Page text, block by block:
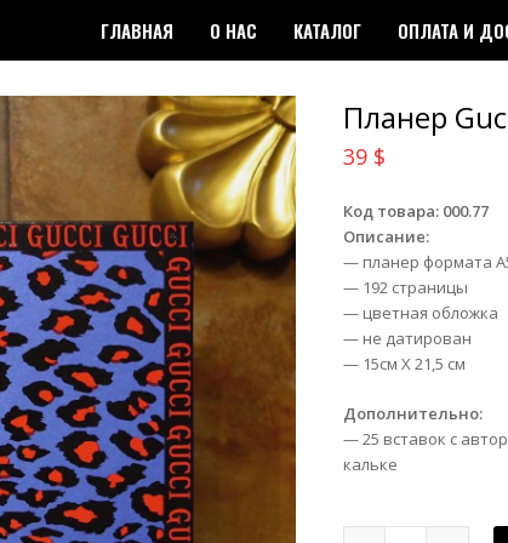
ГЛАВНАЯ О НАС КАТАЛОГ ОПЛАТА И
Планер
39 $
Код товара: 000.77
Описание:
— планер формата
— 192 страницы
— цветная обложка
— не датирован
— 15см Х 21,5 см
Дополнительно:
— 25 вставок с
кальке
Планер